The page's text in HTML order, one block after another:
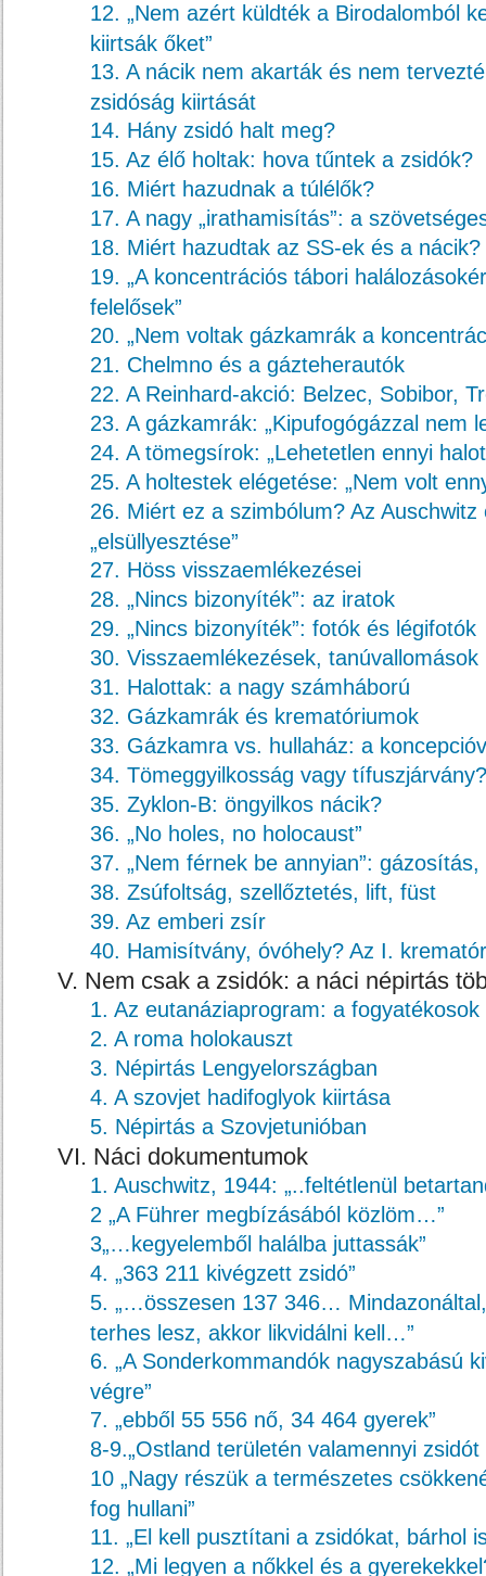
12. „Nem azért küldték a Birodalomból
kiirtsák őket”
13. A nácik nem akarták és nem
zsidóság kiirtását
14. Hány zsidó halt meg?
15. Az élő holtak: hova tűntek a zsidók?
16. Miért hazudnak a túlélők?
17. A nagy „irathamisítás”: a
18. Miért hazudtak az SS-ek és a nácik?
19. „A koncentrációs tábori
felelősek”
20. „Nem voltak gázkamrák a
21. Chelmno és a gázteherautók
22. A Reinhard-akció: Belzec, Sobibor,
23. A gázkamrák: „Kipufogógázzal nem
24. A tömegsírok: „Lehetetlen ennyi
25. A holtestek elégetése: „Nem volt
26. Miért ez a szimbólum? Az Auschwitz
„elsüllyesztése”
27. Höss visszaemlékezései
28. „Nincs bizonyíték”: az iratok
29. „Nincs bizonyíték”: fotók és légifotók
30. Visszaemlékezések, tanúvallomások
31. Halottak: a nagy számháború
32. Gázkamrák és krematóriumok
33. Gázkamra vs. hullaház: a
34. Tömeggyilkosság vagy tífuszjárvány?
35. Zyklon-B: öngyilkos nácik?
36. „No holes, no holocaust”
37. „Nem férnek be annyian”:
38. Zsúfoltság, szellőztetés, lift, füst
39. Az emberi zsír
40. Hamisítvány, óvóhely? Az I.
V. Nem csak a zsidók: a náci népirtás
1. Az eutanáziaprogram: a
2. A roma holokauszt
3. Népirtás Lengyelországban
4. A szovjet hadifoglyok kiirtása
5. Népirtás a Szovjetunióban
VI. Náci dokumentumok
1. Auschwitz, 1944: „..feltétlenül
2 „A Führer megbízásából közlöm…”
3„…kegyelemből halálba juttassák”
4. „363 211 kivégzett zsidó”
5. „…összesen 137 346…
terhes lesz, akkor likvidálni kell…”
6. „A Sonderkommandók nagyszabású
végre”
7. „ebből 55 556 nő, 34 464 gyerek”
8-9.„Ostland területén valamennyi zsidót
10 „Nagy részük a természetes
fog hullani”
11. „El kell pusztítani a zsidókat, bárhol
12. „Mi legyen a nőkkel és a